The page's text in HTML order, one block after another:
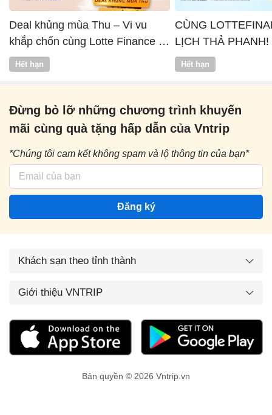
Deal khủng mùa Thu – Vi vu
khắp chốn cùng Lotte Finance x
Vntrip
Hết hạn
CÙNG
LỊCH THẢ PHANH!
Hết hạn
Đừng bỏ lỡ những chương trình khuyến
mãi cùng quà tặng hấp dẫn của Vntrip
*Chúng tôi cam kết không spam và lộ thông tin của bạn*
Đăng ký
Khách sạn theo tỉnh thành
Giới thiệu VNTRIP
Bản quyền © 2026 Vntrip.vn